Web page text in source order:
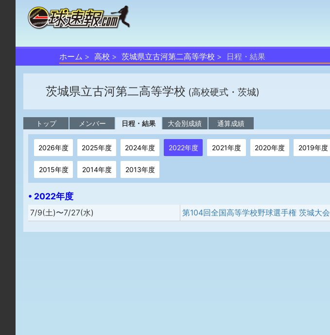
ホーム 高校 茨城県立古河第二高等学校 日程・結果
茨城県立古河第二高等学校 (高校硬式・茨城)
トップ メンバー 日程・結果 大会別成績 通算成績
2026年度 2025年度 2024年度 2022年度 2021年度 2020年度 2019年度
2015年度 2014年度 2013年度
• 2022年度
7/9(土)〜7/27(水) 第104回全国高等学校野球選手権 茨城大会